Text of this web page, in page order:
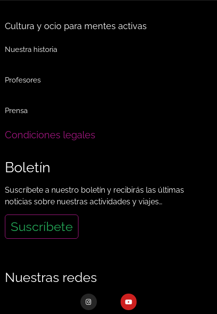
Cultura y ocio para mentes activas
Nuestra historia
Profesores
Prensa
Condiciones legales
Boletín
Suscríbete a nuestro boletín y recibirás las últimas
noticias sobre nuestras actividades y viajes…
Suscríbete
Nuestras redes